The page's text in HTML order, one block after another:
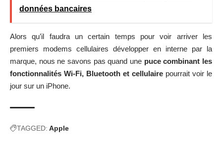
données bancaires
Alors qu’il faudra un certain temps pour voir arriver les
premiers modems cellulaires développer en interne par la
marque, nous ne savons pas quand une puce combinant les
fonctionnalités Wi-Fi, Bluetooth et cellulaire pourrait voir le
jour sur un iPhone.
TAGGED: Apple